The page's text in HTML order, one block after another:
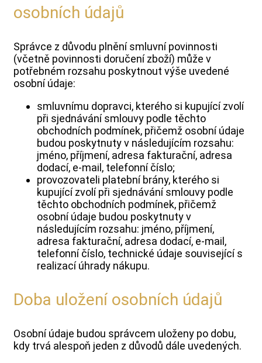
osobních údajů
Správce z důvodu plnění smluvní povinnosti
(včetně povinnosti doručení zboží) může v
potřebném rozsahu poskytnout výše uvedené
osobní údaje:
smluvnímu dopravci, kterého si kupující zvolí
při sjednávání smlouvy podle těchto
obchodních podmínek, přičemž osobní údaje
budou poskytnuty v následujícím rozsahu:
jméno, příjmení, adresa fakturační, adresa
dodací, e-mail, telefonní číslo;
provozovateli platební brány, kterého si
kupující zvolí při sjednávání smlouvy podle
těchto obchodních podmínek, přičemž
osobní údaje budou poskytnuty v
následujícím rozsahu: jméno, příjmení,
adresa fakturační, adresa dodací, e-mail,
telefonní číslo, technické údaje související s
realizací úhrady nákupu.
Doba uložení osobních údajů
Osobní údaje budou správcem uloženy po dobu,
kdy trvá alespoň jeden z důvodů dále uvedených.